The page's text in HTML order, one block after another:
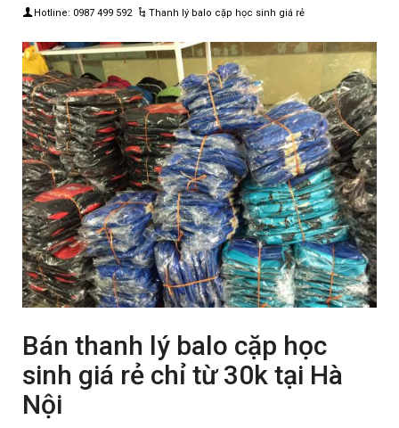
Hotline: 0987 499 592 Thanh lý balo cặp học sinh giá rẻ
Bán thanh lý balo cặp học
sinh giá rẻ chỉ từ 30k tại Hà
Nội